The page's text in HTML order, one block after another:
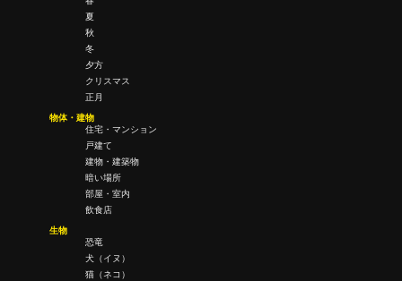
夏
秋
冬
夕方
クリスマス
正月
物体・建物
住宅・マンション
戸建て
建物・建築物
暗い場所
部屋・室内
飲食店
生物
恐竜
犬（イヌ）
猫（ネコ）